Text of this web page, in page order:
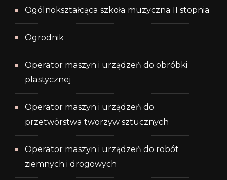
Ogólnokształcąca szkoła muzyczna II stopnia
Ogrodnik
Operator maszyn i urządzeń do obróbki
plastycznej
Operator maszyn i urządzeń do
przetwórstwa tworzyw sztucznych
Operator maszyn i urządzeń do robót
ziemnych i drogowych